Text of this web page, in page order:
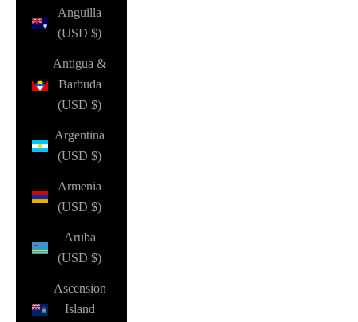
Anguilla
(USD $)
Antigua &
Barbuda
(USD $)
Argentina
(USD $)
Armenia
(USD $)
Aruba
(USD $)
Ascension
Island